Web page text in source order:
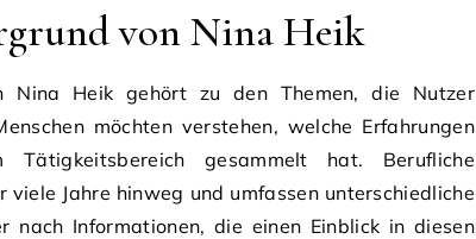
von Nina Heik
Nina Heik gehört zu den Themen, die Nutzer
möchten verstehen, welche Erfahrungen
gesammelt hat. Berufliche
Jahre hinweg und umfassen unterschiedliche
nach Informationen, die einen Einblick in diesen